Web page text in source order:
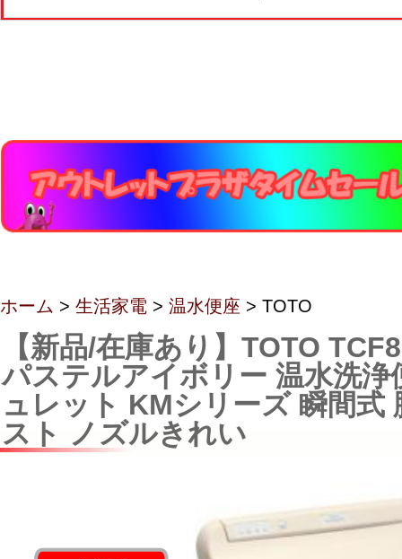
ホーム > 生活家電 > 温水便座 > TOTO
【新品/在庫あり】TOTO
パステルアイボリー 温水洗浄
ュレット KMシリーズ 瞬間式
スト ノズルきれい